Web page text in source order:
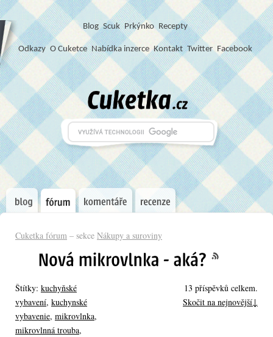
Blog Scuk Prkýnko Recepty
Odkazy O Cuketce Nabídka inzerce Kontakt Twitter Facebook
Cuketka fórum – sekce Nákupy a suroviny
Štítky: kuchyňské
vybavení, kuchynské
vybavenie, mikrovlnka,
mikrovlnná trouba,
13 příspěvků celkem.
Skočit na nejnovější↓